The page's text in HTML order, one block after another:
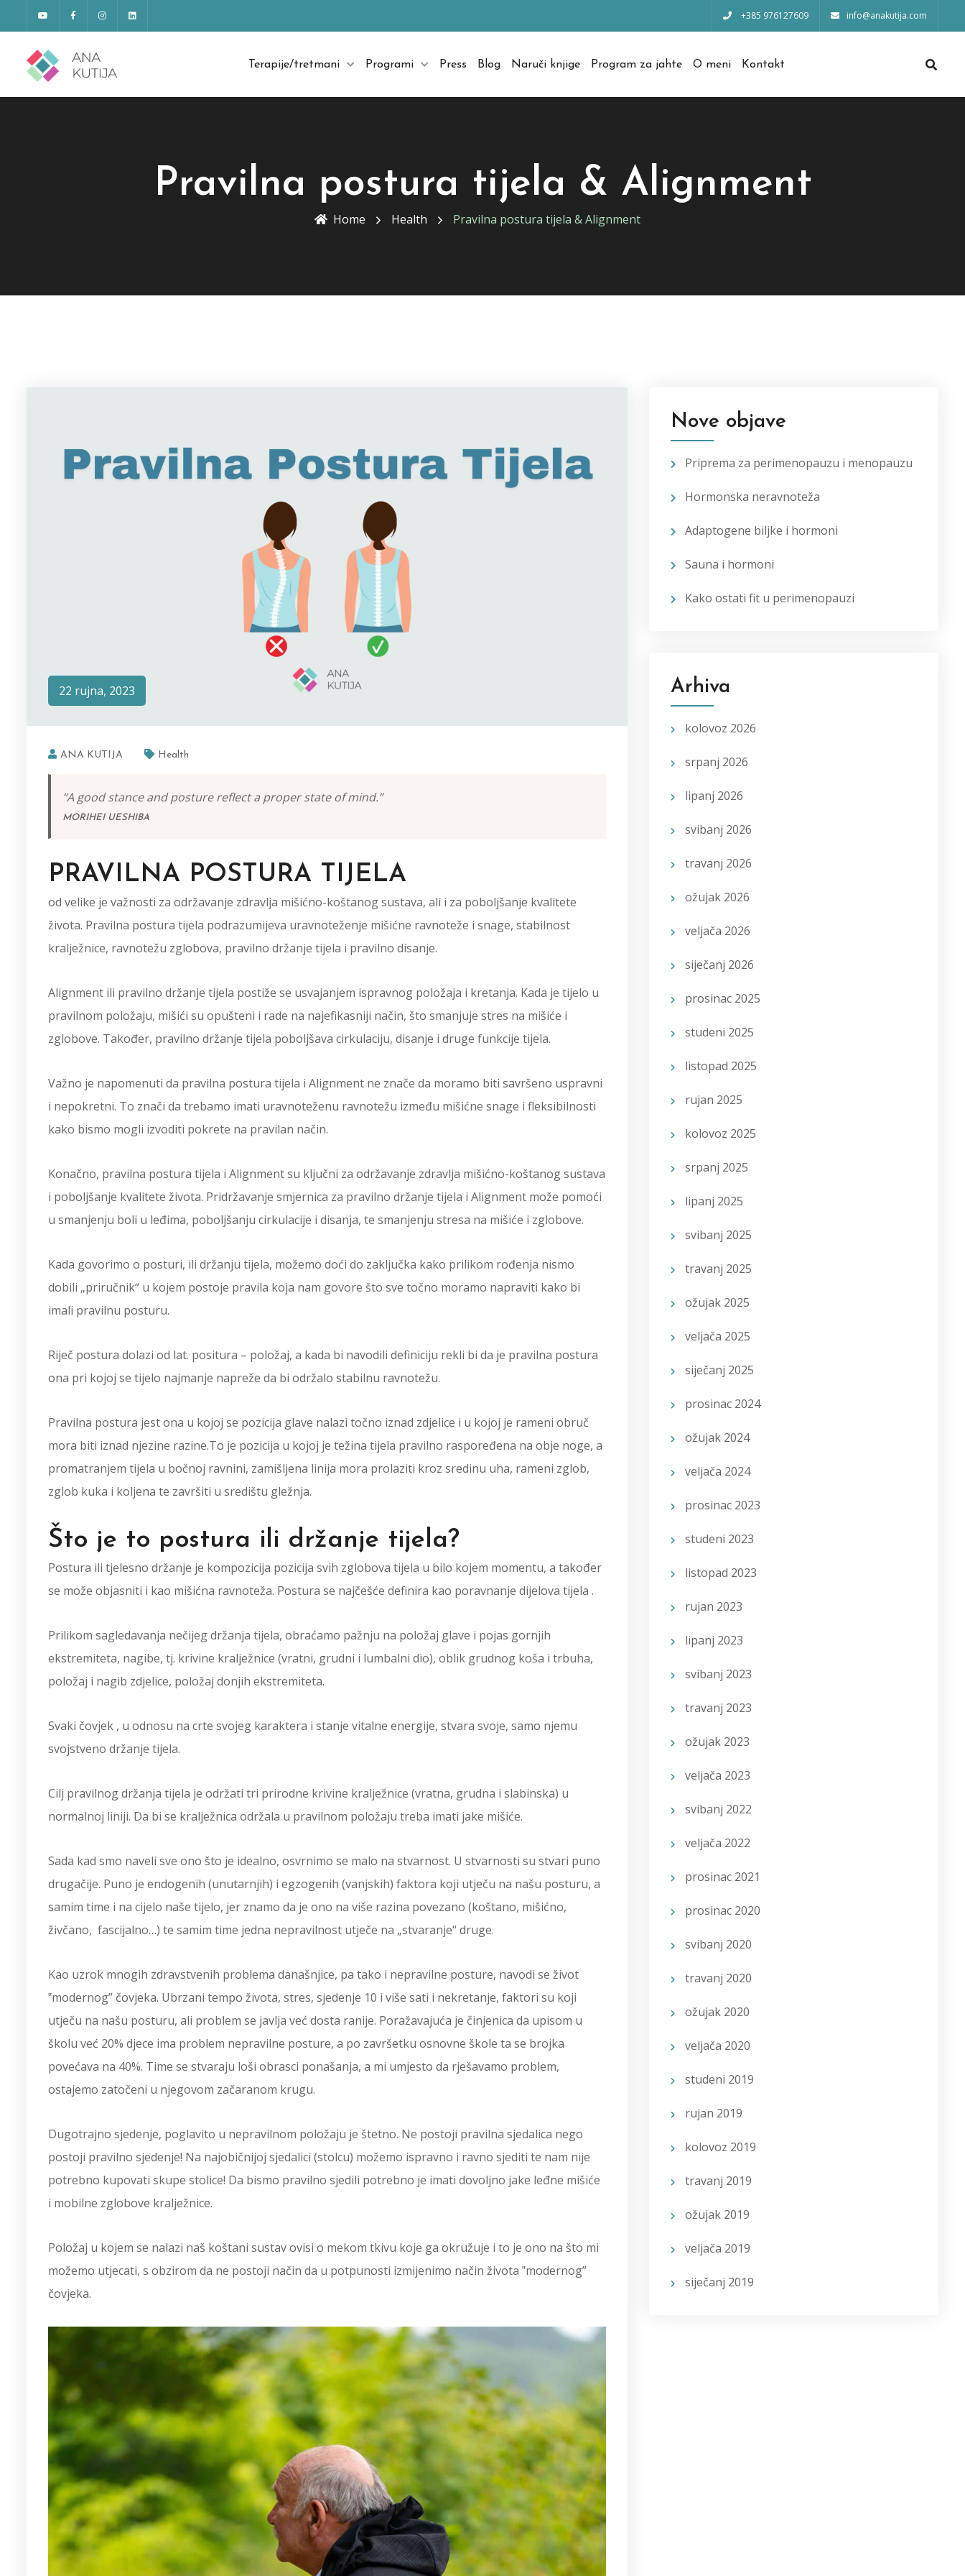
+385 976127609 info@anakutija.com
Terapije/tretmani Programi Press Blog Naruči knjige Program za jahte O meni Kontakt
Pravilna postura tijela & Alignment
Home Health Pravilna postura tijela & Alignment
22 rujna, 2023
ANA KUTIJA Health
“A good stance and posture reflect a proper state of mind.”
MORIHEI UESHIBA
PRAVILNA POSTURA TIJELA
od velike je važnosti za održavanje zdravlja mišićno-koštanog sustava, ali i za poboljšanje kvalitete
života. Pravilna postura tijela podrazumijeva uravnoteženje mišićne ravnoteže i snage, stabilnost
kralježnice, ravnotežu zglobova, pravilno držanje tijela i pravilno disanje.
Alignment ili pravilno držanje tijela postiže se usvajanjem ispravnog položaja i kretanja. Kada je tijelo u
pravilnom položaju, mišići su opušteni i rade na najefikasniji način, što smanjuje stres na mišiće i
zglobove. Također, pravilno držanje tijela poboljšava cirkulaciju, disanje i druge funkcije tijela.
Važno je napomenuti da pravilna postura tijela i Alignment ne znače da moramo biti savršeno uspravni
i nepokretni. To znači da trebamo imati uravnoteženu ravnotežu između mišićne snage i fleksibilnosti
kako bismo mogli izvoditi pokrete na pravilan način.
Konačno, pravilna postura tijela i Alignment su ključni za održavanje zdravlja mišićno-koštanog sustava
i poboljšanje kvalitete života. Pridržavanje smjernica za pravilno držanje tijela i Alignment može pomoći
u smanjenju boli u leđima, poboljšanju cirkulacije i disanja, te smanjenju stresa na mišiće i zglobove.
Kada govorimo o posturi, ili držanju tijela, možemo doći do zaključka kako prilikom rođenja nismo
dobili „priručnik“ u kojem postoje pravila koja nam govore što sve točno moramo napraviti kako bi
imali pravilnu posturu.
Riječ postura dolazi od lat. positura – položaj, a kada bi navodili definiciju rekli bi da je pravilna postura
ona pri kojoj se tijelo najmanje napreže da bi održalo stabilnu ravnotežu.
Pravilna postura jest ona u kojoj se pozicija glave nalazi točno iznad zdjelice i u kojoj je rameni obruč
mora biti iznad njezine razine.To je pozicija u kojoj je težina tijela pravilno raspoređena na obje noge, a
promatranjem tijela u bočnoj ravnini, zamišljena linija mora prolaziti kroz sredinu uha, rameni zglob,
zglob kuka i koljena te završiti u središtu gležnja.
Što je to postura ili držanje tijela?
Postura ili tjelesno držanje je kompozicija pozicija svih zglobova tijela u bilo kojem momentu, a također
se može objasniti i kao mišićna ravnoteža. Postura se najčešće definira kao poravnanje dijelova tijela .
Prilikom sagledavanja nečijeg držanja tijela, obraćamo pažnju na položaj glave i pojas gornjih
ekstremiteta, nagibe, tj. krivine kralježnice (vratni, grudni i lumbalni dio), oblik grudnog koša i trbuha,
položaj i nagib zdjelice, položaj donjih ekstremiteta.
Svaki čovjek , u odnosu na crte svojeg karaktera i stanje vitalne energije, stvara svoje, samo njemu
svojstveno držanje tijela.
Cilj pravilnog držanja tijela je održati tri prirodne krivine kralježnice (vratna, grudna i slabinska) u
normalnoj liniji. Da bi se kralježnica održala u pravilnom položaju treba imati jake mišiće.
Sada kad smo naveli sve ono što je idealno, osvrnimo se malo na stvarnost. U stvarnosti su stvari puno
drugačije. Puno je endogenih (unutarnjih) i egzogenih (vanjskih) faktora koji utječu na našu posturu, a
samim time i na cijelo naše tijelo, jer znamo da je ono na više razina povezano (koštano, mišićno,
živčano, fascijalno…) te samim time jedna nepravilnost utječe na „stvaranje“ druge.
Kao uzrok mnogih zdravstvenih problema današnjice, pa tako i nepravilne posture, navodi se život
‟modernog” čovjeka. Ubrzani tempo života, stres, sjedenje 10 i više sati i nekretanje, faktori su koji
utječu na našu posturu, ali problem se javlja već dosta ranije. Poražavajuća je činjenica da upisom u
školu već 20% djece ima problem nepravilne posture, a po završetku osnovne škole ta se brojka
povećava na 40%. Time se stvaraju loši obrasci ponašanja, a mi umjesto da rješavamo problem,
ostajemo zatočeni u njegovom začaranom krugu.
Dugotrajno sjedenje, poglavito u nepravilnom položaju je štetno. Ne postoji pravilna sjedalica nego
postoji pravilno sjedenje! Na najobičnijoj sjedalici (stolcu) možemo ispravno i ravno sjediti te nam nije
potrebno kupovati skupe stolice! Da bismo pravilno sjedili potrebno je imati dovoljno jake leđne mišiće
i mobilne zglobove kralježnice.
Položaj u kojem se nalazi naš koštani sustav ovisi o mekom tkivu koje ga okružuje i to je ono na što mi
možemo utjecati, s obzirom da ne postoji način da u potpunosti izmijenimo način života ‟modernog”
čovjeka.
Nove objave
Priprema za perimenopauzu i menopauzu
Hormonska neravnoteža
Adaptogene biljke i hormoni
Sauna i hormoni
Kako ostati fit u perimenopauzi
Arhiva
kolovoz 2026
srpanj 2026
lipanj 2026
svibanj 2026
travanj 2026
ožujak 2026
veljača 2026
siječanj 2026
prosinac 2025
studeni 2025
listopad 2025
rujan 2025
kolovoz 2025
srpanj 2025
lipanj 2025
svibanj 2025
travanj 2025
ožujak 2025
veljača 2025
siječanj 2025
prosinac 2024
ožujak 2024
veljača 2024
prosinac 2023
studeni 2023
listopad 2023
rujan 2023
lipanj 2023
svibanj 2023
travanj 2023
ožujak 2023
veljača 2023
svibanj 2022
veljača 2022
prosinac 2021
prosinac 2020
svibanj 2020
travanj 2020
ožujak 2020
veljača 2020
studeni 2019
rujan 2019
kolovoz 2019
travanj 2019
ožujak 2019
veljača 2019
siječanj 2019